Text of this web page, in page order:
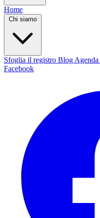
Home
Chi siamo
Sfoglia il registro Blog Agenda
Facebook